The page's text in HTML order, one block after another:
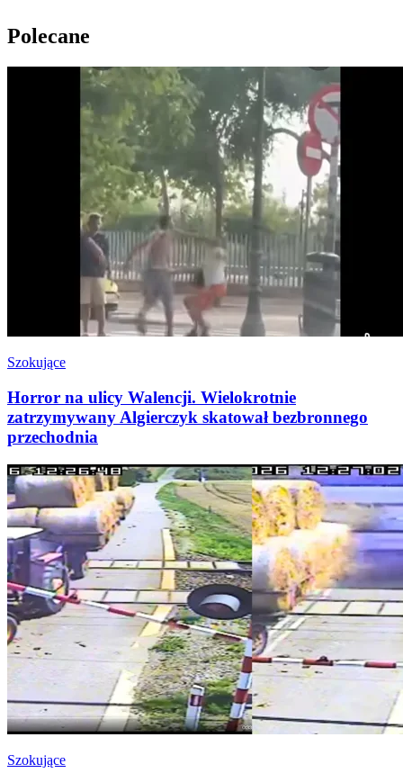
Polecane
Szokujące
Horror na ulicy Walencji. Wielokrotnie
zatrzymywany Algierczyk skatował bezbronnego
przechodnia
Szokujące